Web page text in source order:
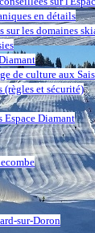
en détails
sur les domaines
de culture aux
(règles et sécurité)
Espace Diamant
sur-Doron